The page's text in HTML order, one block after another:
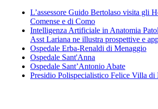
L’assessore Guido Bertolaso visita gli
Comense e di Como
Intelligenza Artificiale in Anatomia
Asst Lariana ne illustra prospettive e
Ospedale Erba-Renaldi di Menaggio
Ospedale Sant'Anna
Ospedale Sant’Antonio Abate
Presidio Polispecialistico Felice Villa di